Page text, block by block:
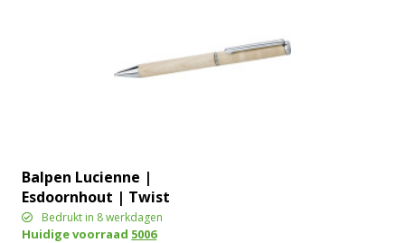
Balpen Lucienne |
Esdoornhout | Twist
Bedrukt in 8 werkdagen
Huidige voorraad 5006